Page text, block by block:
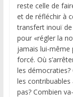
reste celle de
et de réfléchir à
transfert inouï de
pour «régler la
jamais lui-même
forcé. Où
les
les contribuables
pas? Combien